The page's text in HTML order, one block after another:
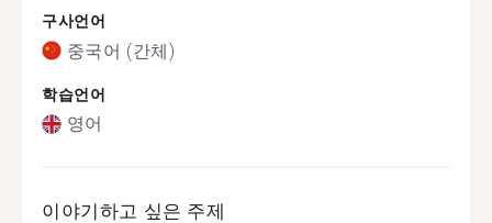
구사언어
중국어 (간체)
학습언어
영어
이야기하고 싶은 주제